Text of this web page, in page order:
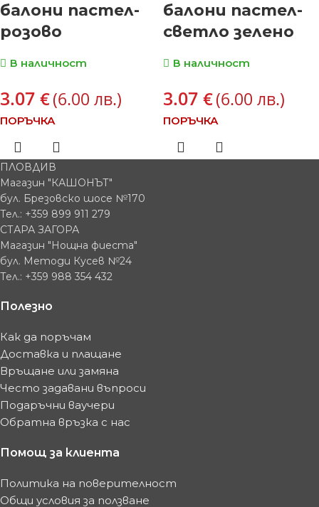
балони пастел-
розово
В наличност
3.07 €(6.00 лв.)
ПОРЪЧКА
балони пастел-
светло зелено
В наличност
3.07 €(6.00 лв.)
ПОРЪЧКА
ПЛОВДИВ
Магазин "КАШОНЪТ"
бул. Брезовско шосе №170
Тел.: +359 899 911 279
СТАРА ЗАГОРА
Магазин "Нощна фиеста"
бул. Методи Кусев №24
Тел.: +359 988 354 432
Полезно
Как да поръчам
Доставка и плащане
Връщане или замяна
Често задавани въпроси
Подаръчни ваучери
Обратна връзка с нас
Помощ за клиента
Политика на поверителност
Общи условия за ползване